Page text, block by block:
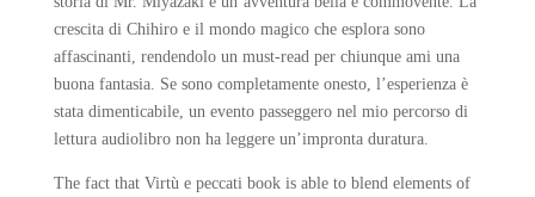
crescita di Chihiro e il mondo magico che esplora sono
affascinanti, rendendolo un must-read per chiunque ami una
buona fantasia. Se sono completamente onesto, l’esperienza è
stata dimenticabile, un evento passeggero nel mio percorso di
lettura audiolibro non ha leggere un’impronta duratura.
The fact that Virtù e peccati book is able to blend elements of